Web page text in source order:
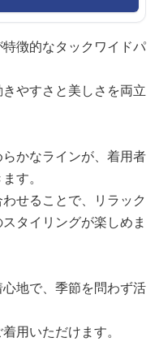
徴的なタックワイドパ
やすさと美しさを両立
かなラインが、着用者
す。
せることで、リラック
タイリングが楽しめま
地で、季節を問わず活
用いただけます。